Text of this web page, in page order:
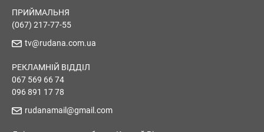
ПРИЙМАЛЬНЯ
(067) 217-77-55
tv@rudana.com.ua
РЕКЛАМНІЙ ВІДДІЛ
067 569 66 74
096 891 17 78
rudanamail@gmail.com